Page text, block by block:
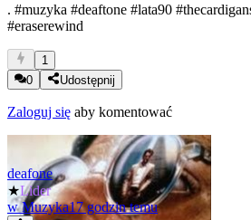
. #muzyka #deaftone #lata90
#eraserewind
1
0
Udostępnij
Zaloguj się aby komentować
deafone
★Lider
w Muzyka17 godzin temu